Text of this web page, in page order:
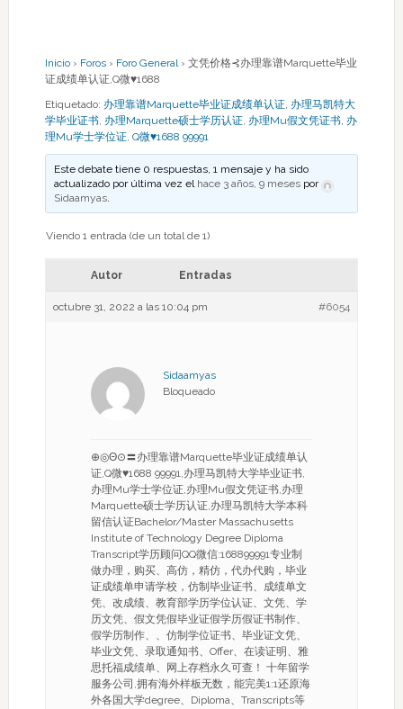
Inicio › Foros › Foro General › 文凭价格⊰办理靠谱Marquette毕业
证成绩单认证,Q微♥1688
Etiquetado: 办理靠谱Marquette毕业证成绩单认证, 办理马凯特大
学毕业证书, 办理Marquette硕士学历认证, 办理Mu假文凭证书, 办
理Mu学士学位证, Q微♥1688 99991
Este debate tiene 0 respuestas, 1 mensaje y ha sido
actualizado por última vez el hace 3 años, 9 meses por
Sidaamyas.
Viendo 1 entrada (de un total de 1)
Autor Entradas
octubre 31, 2022 a las 10:04 pm #6054
Sidaamyas
Bloqueado
⊕◎Θ⊙〓办理靠谱Marquette毕业证成绩单认
证,Q微♥1688 99991,办理马凯特大学毕业证书,
办理Mu学士学位证,办理Mu假文凭证书,办理
Marquette硕士学历认证,办理马凯特大学本科
留信认证Bachelor/Master Massachusetts
Institute of Technology Degree Diploma
Transcript学历顾问QQ微信:168899991专业制
做办理，购买、高仿，精仿，代办代购，毕业
证成绩单申请学校，仿制毕业证书、成绩单文
凭、改成绩、教育部学历学位认证、文凭、学
历文凭、假文凭假毕业证假学历假证书制作、
假学历制作、、仿制学位证书、毕业证文凭、
毕业文凭、录取通知书、Offer、在读证明、雅
思托福成绩单、网上存档永久可查！ 十年留学
服务公司,拥有海外样板无数，能完美1:1还原海
外各国大学degree、Diploma、Transcripts等